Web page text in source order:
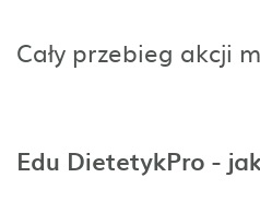
Cały przebieg akcji
Edu DietetykPro -